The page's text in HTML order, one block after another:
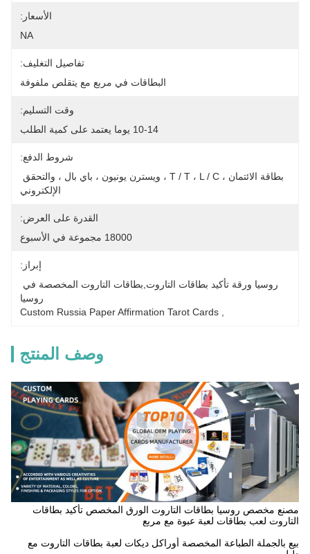
الأسعار:
NA
تفاصيل التغليف:
البطاقات في مربع مع يتقلص ملفوفة
وقت التسليم:
10-14 يوما يعتمد على كمية الطلب
شروط الدفع:
الإلكتروني
القدرة على العرض:
18000 مجموعة في الأسبوع
إبراز:
روسيا
Custom Russia Paper Affirmation Tarot Cards
وصف المنتج
مصنع مخصص روسيا بطاقات التاروت الورق المخصص تأكيد بطاقات
التاروت لعب بطاقات لعبة عبوة مع مربع
بيع بالجملة الطباعة المخصصة أوراكل ديكات لعبة بطاقات التاروت مع